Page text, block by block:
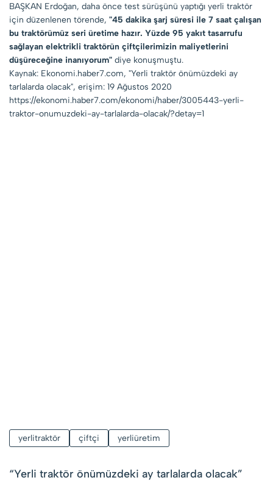
BAŞKAN Erdoğan, daha önce test sürüşünü yaptığı yerli traktör
için düzenlenen törende, "45 dakika şarj süresi ile 7 saat çalışan
bu traktörümüz seri üretime hazır. Yüzde 95 yakıt tasarrufu
sağlayan elektrikli traktörün çiftçilerimizin maliyetlerini
düşüreceğine inanıyorum" diye konuşmuştu.
Kaynak: Ekonomi.haber7.com, "Yerli traktör önümüzdeki ay
tarlalarda olacak", erişim: 19 Ağustos 2020
https://ekonomi.haber7.com/ekonomi/haber/3005443-yerli-
traktor-onumuzdeki-ay-tarlalarda-olacak/?detay=1
yerlitraktör çiftçi yerliüretim
“Yerli traktör önümüzdeki ay tarlalarda olacak”